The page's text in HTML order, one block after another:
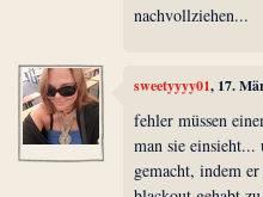
nachvollziehen...
sweetyyyy01, 17.
fehler müssen
man sie einsieht...
gemacht, indem